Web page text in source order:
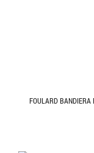
FOULARD BANDIERA